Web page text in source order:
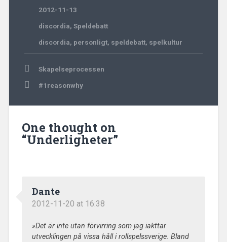
2012-11-13
discordia, Speldebatt
discordia, personligt, speldebatt, spelkultur
Post
navigation
Skapelseprocessen
#1reasonwhy
One thought on
“Underligheter”
Dante
2012-11-20 at 16:38
»Det är inte utan förvirring som jag iakttar
utvecklingen på vissa håll i rollspelssverige. Bland